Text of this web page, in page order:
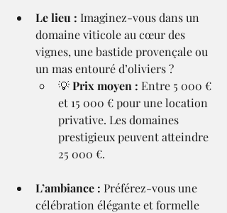
Le lieu : Imaginez-vous dans un
domaine viticole au cœur des
vignes, une bastide provençale ou
un mas entouré d’oliviers ?
💡 Prix moyen : Entre 5 000 €
et 15 000 € pour une location
privative. Les domaines
prestigieux peuvent atteindre
25 000 €.
L’ambiance : Préférez-vous une
célébration élégante et formelle